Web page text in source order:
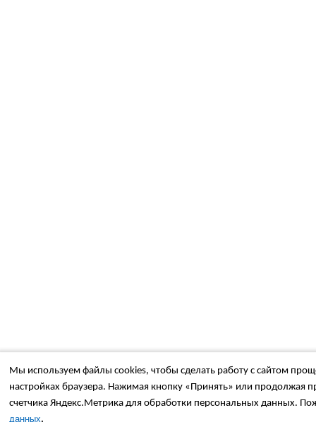
Мы используем файлы cookies, чтобы сделать работу с сайтом
настройках браузера. Нажимая кнопку «Принять» или продолжая
счетчика Яндекс.Метрика для обработки персональных данных.
данных.